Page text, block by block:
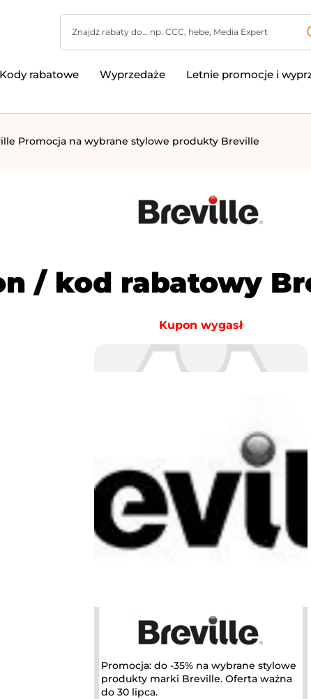
Kody rabatowe Wyprzedaże Letnie promocje i
Promocja na wybrane stylowe produkty Breville
/ kod rabatowy
Kupon wygasł
Promocja: do -35% na wybrane stylowe
produkty marki Breville. Oferta ważna
do 30 lipca.